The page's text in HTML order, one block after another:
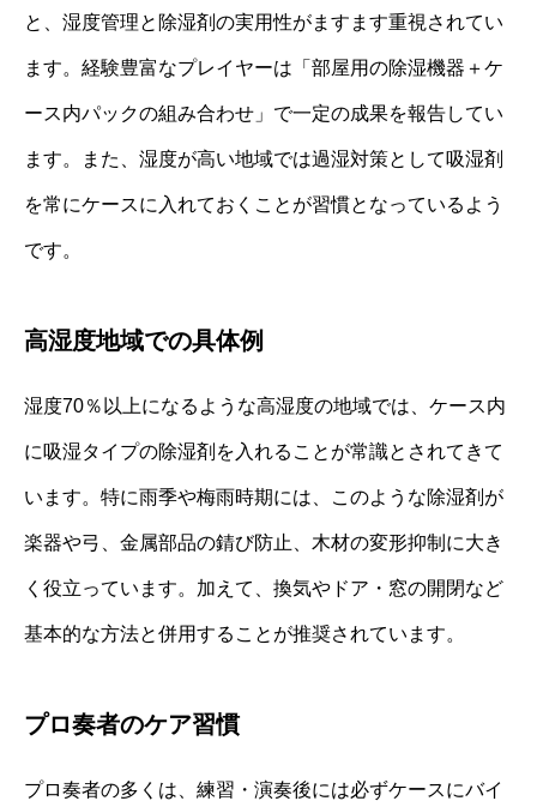
と、湿度管理と除湿剤の実用性がますます重視されてい
ます。経験豊富なプレイヤーは「部屋用の除湿機器＋ケ
ース内パックの組み合わせ」で一定の成果を報告してい
ます。また、湿度が高い地域では過湿対策として吸湿剤
を常にケースに入れておくことが習慣となっているよう
です。
高湿度地域での具体例
湿度70％以上になるような高湿度の地域では、ケース内
に吸湿タイプの除湿剤を入れることが常識とされてきて
います。特に雨季や梅雨時期には、このような除湿剤が
楽器や弓、金属部品の錆び防止、木材の変形抑制に大き
く役立っています。加えて、換気やドア・窓の開閉など
基本的な方法と併用することが推奨されています。
プロ奏者のケア習慣
プロ奏者の多くは、練習・演奏後には必ずケースにバイ